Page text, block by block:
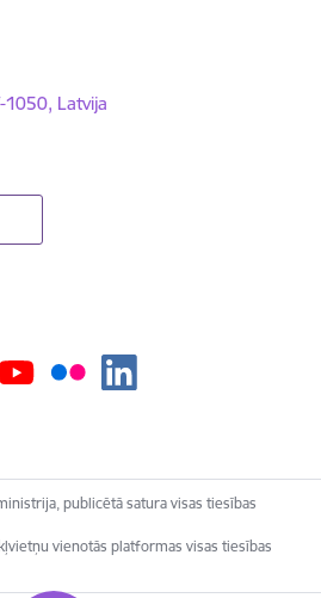
1050, Latvija
publicētā satura visas tiesības
vienotās platformas visas tiesības